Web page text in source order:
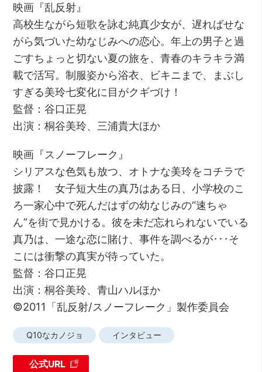
映画『乱反射』
高校生ながら短歌を詠む純真少女が、遅ればせな
がら気づいた幼なじみへの恋心。年上の男子と過
ごすちょっと切ない夏の旅を、青春のキラキラ満
載で活写。制服姿から浴衣、ビキニまで、まぶし
すぎる美玲七変化に目がクギづけ！
監督：谷口正晃
出演：桐谷美玲、三浦貴大ほか
映画『スノーフレーク』
シリアスな色気も放つ、オトナな美玲をコチラで
披露！ 女子短大生の真乃はある日、小学校のこ
ろ一家心中で死んだはずの幼なじみの“速ちゃ
ん”を街で見かける。彼を未だ忘れられないでいる
真乃は、一途な恋に賭け、事件を調べるが･･･そ
こには衝撃の真実が待っていた。
監督：谷口正晃
出演：桐谷美玲、青山ハルほか
©2011「乱反射/スノーフレーク」製作委員会
Q10なカノジョ インタビュー
公式URL